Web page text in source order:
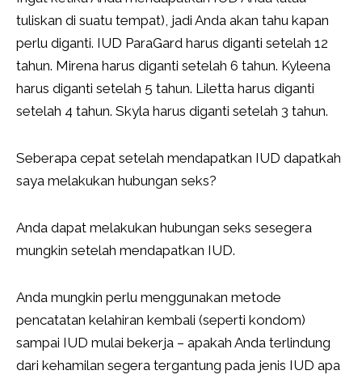
tuliskan di suatu tempat), jadi Anda akan tahu kapan
perlu diganti. IUD ParaGard harus diganti setelah 12
tahun. Mirena harus diganti setelah 6 tahun. Kyleena
harus diganti setelah 5 tahun. Liletta harus diganti
setelah 4 tahun. Skyla harus diganti setelah 3 tahun.
Seberapa cepat setelah mendapatkan IUD dapatkah
saya melakukan hubungan seks?
Anda dapat melakukan hubungan seks sesegera
mungkin setelah mendapatkan IUD.
Anda mungkin perlu menggunakan metode
pencatatan kelahiran kembali (seperti kondom)
sampai IUD mulai bekerja – apakah Anda terlindung
dari kehamilan segera tergantung pada jenis IUD apa